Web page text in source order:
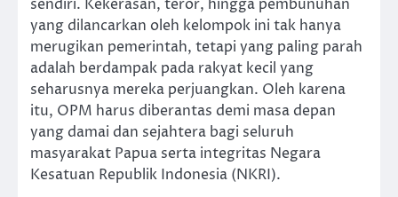
sendiri. Kekerasan, teror, hingga pembunuhan
yang dilancarkan oleh kelompok ini tak hanya
merugikan pemerintah, tetapi yang paling parah
adalah berdampak pada rakyat kecil yang
seharusnya mereka perjuangkan. Oleh karena
itu, OPM harus diberantas demi masa depan
yang damai dan sejahtera bagi seluruh
masyarakat Papua serta integritas Negara
Kesatuan Republik Indonesia (NKRI).